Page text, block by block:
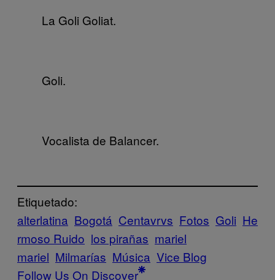
La Goli Goliat.
Goli.
Vocalista de Balancer.
Etiquetado:
alterlatina Bogotá Centavrvs Fotos Goli He
rmoso Ruido los pirañas mariel
mariel Milmarías Música Vice Blog
Follow Us On Discover